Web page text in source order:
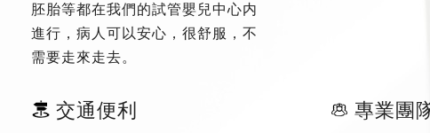
胚胎等都在我們的試管嬰兒中心内
進行，病人可以安心，很舒服，不
需要走來走去。
交通便利 專業團